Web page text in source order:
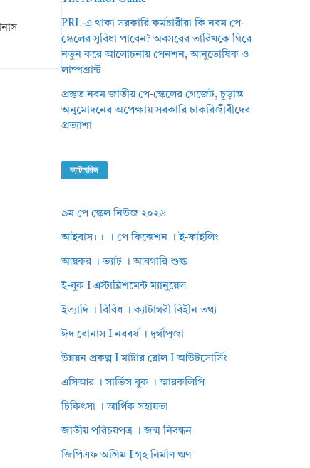
PRL-এ থাকা সরকারি কর্মচারীরা কি নবম পে-
স্কেলের সুবিধা পাবেন? অবসরের তারিখকে ঘিরে
নতুন করে আলোচনায় পেনশন, আনুতোষিক ও
লাম্পগ্রান্ট
প্রস্তুত নবম জাতীয় পে-স্কেলের গেজেট, চূড়ান্ত
অনুমোদনের অপেক্ষায় সরকারি চাকরিজীবীদের
প্রত্যাশা
ক্যাটাগরিজ
৯ম পে স্কেল নিউজ ২০২৬
আইবাস++ । পে ফিক্সেশন । ই-ফাইলিং
আয়কর । ভ্যাট । আবগারি শুল্ক
ই-বুক I এস্টাব্লিশমেন্ট ম্যানুয়েল
ইত্যাদি । বিবিধ । ক্যাটাগরী বিহীন তথ্য
ঈদ বোনাস I নববর্ষ । দূর্গাপূজা
উন্নয়ন প্রকল্প I মাষ্টার রোল I আউটসোর্সিং
এসিআর । সার্ভিস বুক । স্মারকলিপি
চিকিৎসা । আর্থিক সহায়তা
জাতীয় পরিচয়পত্র । জন্ম নিবন্ধন
জিপিএফ অগ্রিম I গৃহ নির্মাণ ঋণ